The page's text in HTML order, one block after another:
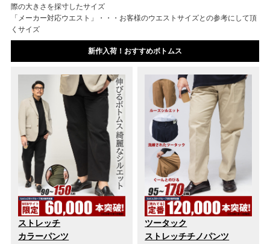
際の大きさを採寸したサイズ
「メーカー対応ウエスト」・・・お客様のウエストサイズとの参考にして頂
くサイズ
新作入荷！おすすめボトムス
ストレッチ
カラーパンツ
ツータック
ストレッチチノパンツ